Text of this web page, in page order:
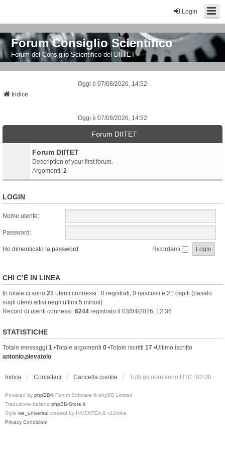
Login
Forum Consiglio Scientifico
Forum del Consiglio Scientifico del DIITET
Oggi è 07/08/2026, 14:52
Indice
Oggi è 07/08/2026, 14:52
Forum DIITET
Forum DIITET
Description of your first forum.
Argomenti: 2
LOGIN
Nome utente:
Password:
Ho dimenticato la password Ricordami
CHI C’È IN LINEA
In totale ci sono 21 utenti connessi : 0 registrati, 0 nascosti e 21 ospiti (basato
sugli utenti attivi negli ultimi 5 minuti)
Record di utenti connessi: 6244 registrato il 03/04/2026, 12:36
STATISTICHE
Totale messaggi 1 •Totale argomenti 0 •Totale iscritti 17 •Ultimo iscritto
antonio.pievatolo
Indice Contattaci Cancella cookie Tutti gli orari sono UTC+02:00
Powered by phpBB® Forum Software © phpBB Limited
Traduzione Italiana phpBB-Store.it
Style we_universal created by INVENTEA & v12mike
Privacy Condizioni